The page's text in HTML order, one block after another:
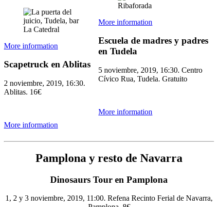
More information
Scapetruck en Ablitas
2 noviembre, 2019, 16:30.
Ablitas. 16€
More information
More information
Escuela de madres y padres
en Tudela
5 noviembre, 2019, 16:30. Centro
Cívico Rua, Tudela. Gratuito
More information
Pamplona y resto de Navarra
Dinosaurs Tour en Pamplona
1, 2 y 3 noviembre, 2019, 11:00. Refena Recinto Ferial de Navarra,